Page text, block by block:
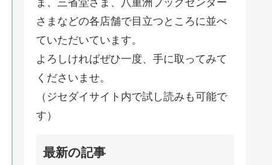
ま、三省堂さま、八重洲ブックセンター
さまなどの各店舗で目立つところに並べ
ていただいています。
よろしければぜひ一度、手に取ってみて
くださいませ。
（ジセダイサイト内で試し読みも可能で
す）
最新の記事